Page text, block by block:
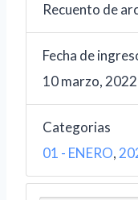
Recuento de
Fecha de
10 marzo, 2022
Categorias
01 - ENERO,